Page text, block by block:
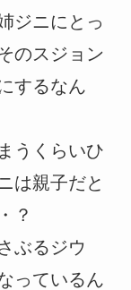
ジニにとっ
のスジョン
するなん
うくらいひ
は親子だと
？
ぶるジウ
っているん